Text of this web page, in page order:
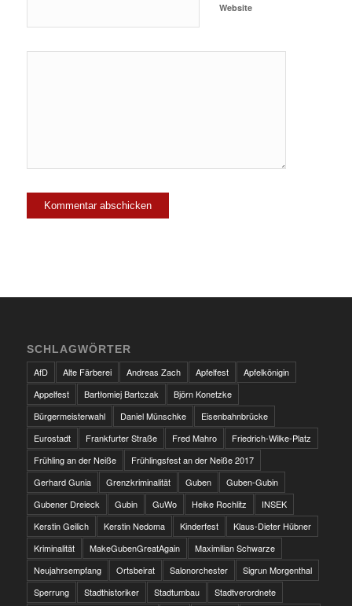
Website
SCHLAGWÖRTER
AfD
Alte Färberei Andreas Zach Apfelfest
Apfelkönigin
Appelfest
Bartłomiej Bartczak
Björn Konetzke
Bürgermeisterwahl
Daniel Münschke
Eisenbahnbrücke
Eurostadt
Frankfurter Straße Fred Mahro
Friedrich-Wilke-Platz
Frühling an der Neiße
Frühlingsfest an der Neiße 2017
Gerhard Gunia
Grenzkriminalität Guben
Guben-Gubin
Gubener Dreieck
Gubin GuWo Heike Rochlitz
INSEK
Kerstin Geilich
Kerstin Nedoma Kinderfest
Klaus-Dieter Hübner
Kriminalität
MakeGubenGreatAgain
Maximilian Schwarze
Neujahrsempfang
Ortsbeirat Salonorchester
Sigrun Morgenthal
Sperrung
Stadthistoriker Stadtumbau
Stadtverordnete